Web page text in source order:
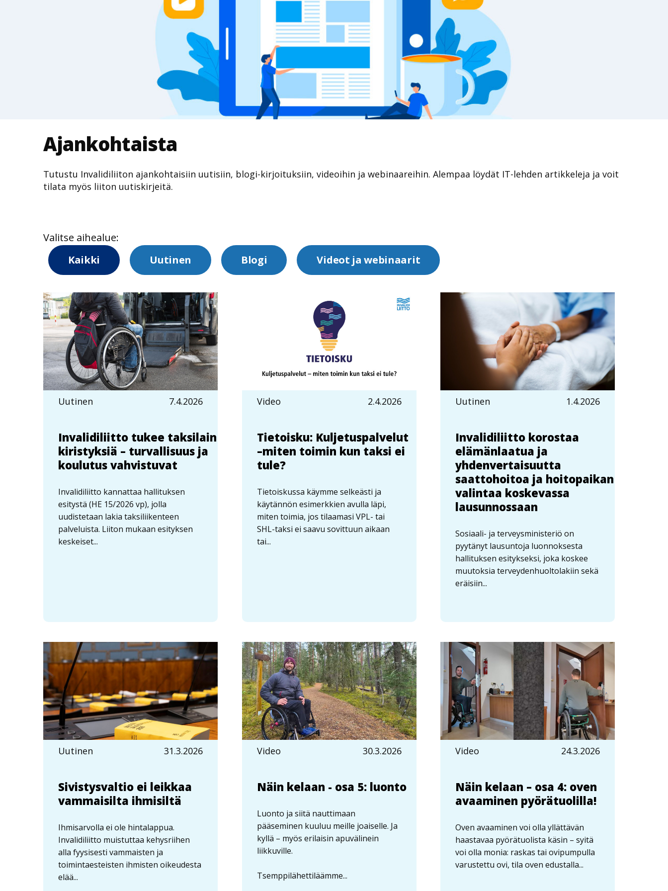
Ajankohtaista
Tutustu Invalidiliiton ajankohtaisiin uutisiin, blogi-kirjoituksiin, videoihin ja webinaareihin. Alempaa löydät IT-lehden artikkeleja ja voit
tilata myös liiton uutiskirjeitä.
Valitse aihealue:
Kaikki
Uutinen Blogi Videot ja webinaarit
Uutinen 7.4.2026
Invalidiliitto tukee taksilain
kiristyksiä – turvallisuus ja
koulutus vahvistuvat
Invalidiliitto kannattaa hallituksen
esitystä (HE 15/2026 vp), jolla
uudistetaan lakia taksiliikenteen
palveluista. Liiton mukaan esityksen
keskeiset...
Video 2.4.2026
Tietoisku: Kuljetuspalvelut
–miten toimin kun taksi ei
tule?
Tietoiskussa käymme selkeästi ja
käytännön esimerkkien avulla läpi,
miten toimia, jos tilaamasi VPL- tai
SHL-taksi ei saavu sovittuun aikaan
tai...
Uutinen 1.4.2026
Invalidiliitto korostaa
elämänlaatua ja
yhdenvertaisuutta
saattohoitoa ja hoitopaikan
valintaa koskevassa
lausunnossaan
Sosiaali- ja terveysministeriö on
pyytänyt lausuntoja luonnoksesta
hallituksen esitykseksi, joka koskee
muutoksia terveydenhuoltolakiin sekä
eräisiin...
Uutinen 31.3.2026
Sivistysvaltio ei leikkaa
vammaisilta ihmisiltä
Ihmisarvolla ei ole hintalappua.
Invalidiliitto muistuttaa kehysriihen
alla fyysisesti vammaisten ja
toimintaesteisten ihmisten oikeudesta
elää...
Video 30.3.2026
Näin kelaan - osa 5: luonto
Luonto ja siitä nauttimaan
pääseminen kuuluu meille joaiselle. Ja
kyllä – myös erilaisin apuvälinein
liikkuville.
Tsemppilähettiläämme...
Video 24.3.2026
Näin kelaan – osa 4: oven
avaaminen pyörätuolilla!
Oven avaaminen voi olla yllättävän
haastavaa pyörätuolista käsin – syitä
voi olla monia: raskas tai ovipumpulla
varustettu ovi, tila oven edustalla...